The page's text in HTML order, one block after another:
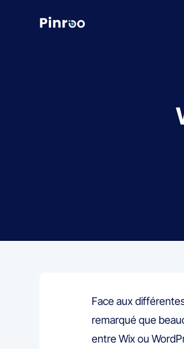
Face aux
remarqué que
entre Wix ou